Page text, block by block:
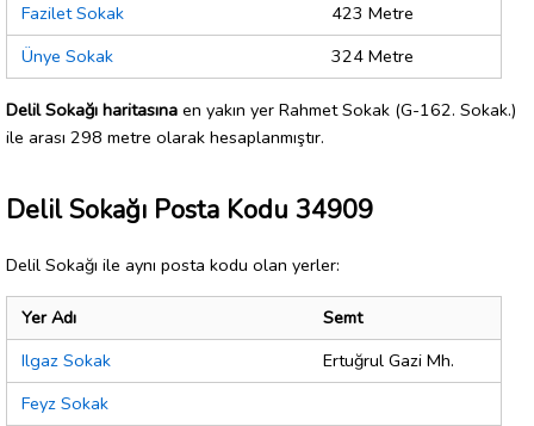
Fazilet Sokak
423 Metre
Ünye Sokak
324 Metre
Delil Sokağı haritasına en yakın yer Rahmet Sokak (G-162. Sokak.)
ile arası 298 metre olarak hesaplanmıştır.
Delil Sokağı Posta Kodu 34909
Delil Sokağı ile aynı posta kodu olan yerler:
Yer Adı
Semt
Ilgaz Sokak
Ertuğrul Gazi Mh.
Feyz Sokak